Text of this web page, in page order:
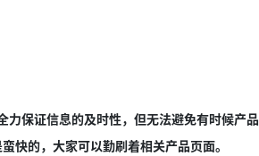
保证信息的及时性，但无法避免有时候产品
快的，大家可以勤刷着相关产品页面。